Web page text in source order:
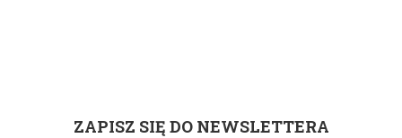
ZAPISZ SIĘ DO NEWSLETTERA